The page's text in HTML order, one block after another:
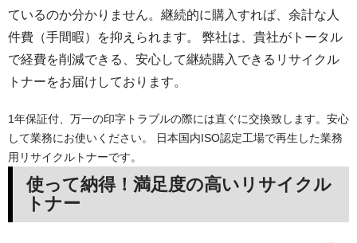
ているのか分かりません。継続的に購入すれば、余計な人
件費（手間暇）を抑えられます。 弊社は、貴社がトータル
で経費を削減できる、安心して継続購入できるリサイクル
トナーをお届けしております。
1年保証付、万一の印字トラブルの際には直ぐに交換致します。安心
して業務にお使いください。 日本国内ISO認定工場で再生した業務
用リサイクルトナーです。
使って納得！満足度の高いリサイクル
トナー